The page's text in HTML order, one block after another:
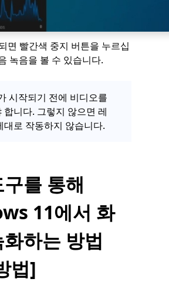
면 빨간색 중지 버튼을 누르십
녹음을 볼 수 있습니다.
시작되기 전에 비디오를
합니다. 그렇지 않으면 레
대로 작동하지 않습니다.
를 통해
11에서 화
하는 방법
법]